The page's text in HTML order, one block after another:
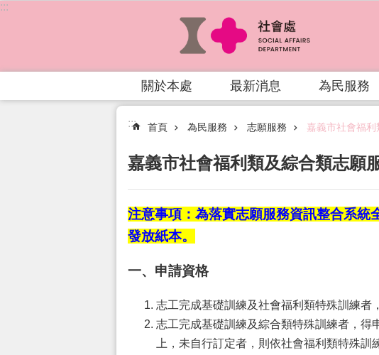
跳到主要內容區塊
:::
關於本處 最新消息 為民服務
::: 首頁 為民服務 志願服務 嘉義市社會福
嘉義市社會福利類及綜合類志願
注意事項：為落實志願服務資訊整合系統
發放紙本。
一、申請資格
志工完成基礎訓練及社會福利類特殊訓練者
志工完成基礎訓練及綜合類特殊訓練者，得
上，未自行訂定者，則依社會福利類特殊訓